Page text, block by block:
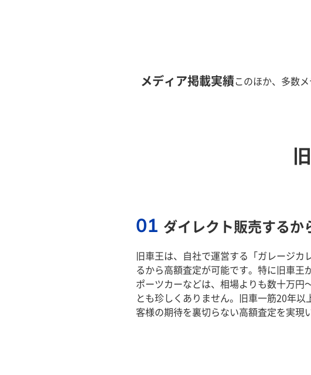
メディア掲載実績このほか、多数
01 ダイレクト販売するか
旧車王は、自社で運営する「ガレージカ
るから高額査定が可能です。特に旧車王
ポーツカーなどは、相場よりも数十万円
とも珍しくありません。旧車一筋20年
客様の期待を裏切らない高額査定を実現